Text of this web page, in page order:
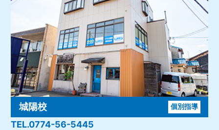
城陽校 個別指導
TEL.0774-56-5445